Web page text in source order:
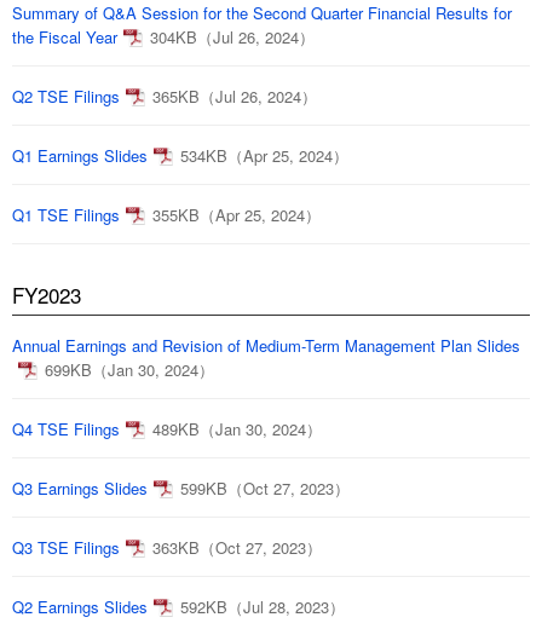
Summary of Q&A Session for the Second Quarter Financial Results for
the Fiscal Year
304KB（Jul 26, 2024）
Q2 TSE Filings 365KB（Jul 26, 2024）
Q1 Earnings Slides 534KB（Apr 25, 2024）
Q1 TSE Filings 355KB（Apr 25, 2024）
FY2023
Annual Earnings and Revision of Medium-Term Management Plan Slides
699KB（Jan 30, 2024）
Q4 TSE Filings 489KB（Jan 30, 2024）
Q3 Earnings Slides 599KB（Oct 27, 2023）
Q3 TSE Filings 363KB（Oct 27, 2023）
Q2 Earnings Slides 592KB（Jul 28, 2023）